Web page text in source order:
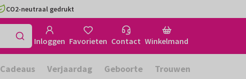
CO2-neutraal gedrukt
Inloggen Favorieten Contact Winkelmand
Cadeaus Verjaardag Geboorte Trouwen